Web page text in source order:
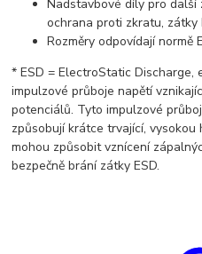
Nadstavbové díly pro další
ochrana proti zkratu, zátky
Rozměry odpovídají normě
* ESD = ElectroStatic
impulzové průboje napětí
potenciálů. Tyto impulzové
způsobují krátce trvající,
mohou způsobit vznícení
bezpečně brání zátky ESD.